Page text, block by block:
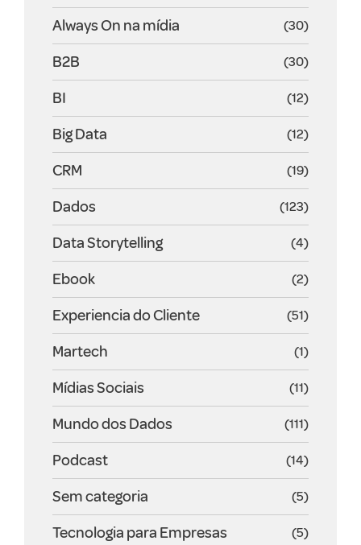
Always On na mídia (30)
B2B (30)
BI (12)
Big Data (12)
CRM (19)
Dados (123)
Data Storytelling (4)
Ebook (2)
Experiencia do Cliente (51)
Martech (1)
Mídias Sociais (11)
Mundo dos Dados (111)
Podcast (14)
Sem categoria (5)
Tecnologia para Empresas (5)